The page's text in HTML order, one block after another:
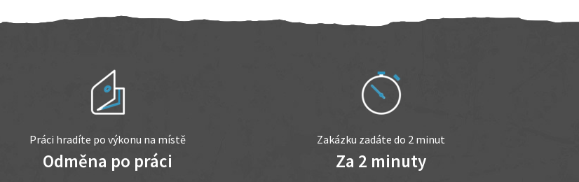
Práci hradíte po výkonu na místě
Odměna po práci
Zakázku zadáte do 2 minut
Za 2 minuty